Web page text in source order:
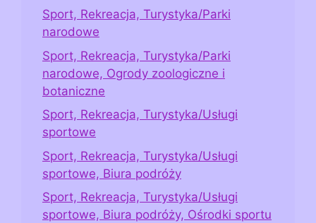
Sport, Rekreacja, Turystyka/Parki
narodowe
Sport, Rekreacja, Turystyka/Parki
narodowe, Ogrody zoologiczne i
botaniczne
Sport, Rekreacja, Turystyka/Usługi
sportowe
Sport, Rekreacja, Turystyka/Usługi
sportowe, Biura podróży
Sport, Rekreacja, Turystyka/Usługi
sportowe, Biura podróży, Ośrodki sportu